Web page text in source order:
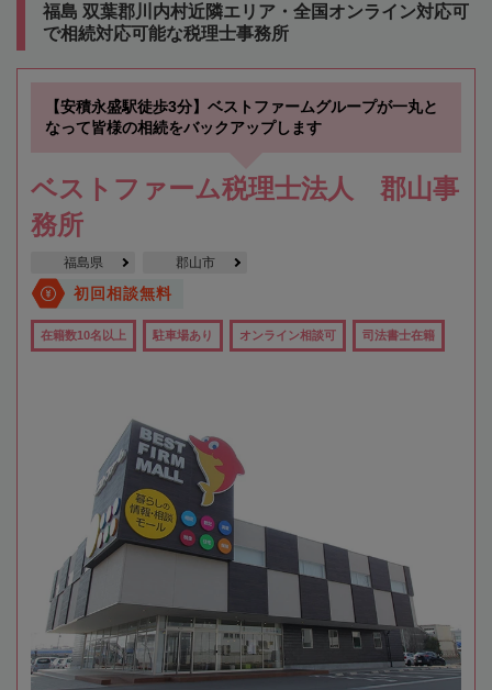
福島 双葉郡川内村近隣エリア・全国オンライン対応可
で相続対応可能な税理士事務所
【安積永盛駅徒歩3分】ベストファームグループが一丸と
なって皆様の相続をバックアップします
ベストファーム税理士法人 郡山事
務所
福島県 郡山市
初回相談無料
在籍数10名以上 駐車場あり オンライン相談可 司法書士在籍